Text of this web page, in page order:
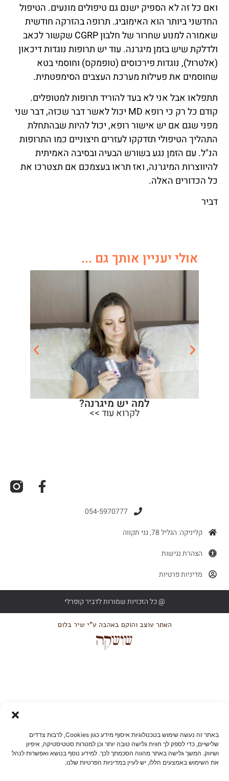
באתר זה נעשה שימוש בטכנולוגיות איסוף מידע כגון Cookies, לרבות צדדים
שלישיים, כדי לספק לך חווית גלישה טובה יותר וכן למטרות סטטיסטיקה, איפיון
ושיווק. המשך גלישה באתר מהווה הסכמתך לכך. למידע נוסף בנושא ואפשרות לנהל
את השימוש באמצעים הללו, יש לעיין במדיניות הפרטיות שלנו.
ואם כל זה לא הספיק ישנם גם טיפולים מונעים. הטיפול
החדשני ביותר הוא האימוביג. תרופה בהזרקה חודשית
שאמורה למנוע שחרור של חלבון CGRP שקשור לכאב
ולדלקת שיש בזמן מיגרנה. עוד יש תרופות נוגדות דיכאון
(אלטרול), נוגדות פירכוסים (טופמקס) וחוסמי בטא
שחוסמים את פעילות מערכת העצבים הסימפטתית.
תתפלאו אבל אני לא בעד להוריד תרופות למטופלים.
קודם כל רק כי רופא MD יכול לאשר דבר שכזה, דבר שני
מפני שגם אם יש אישור רופא, יכול להיות שבהתחלת
התהליך הטיפולי תזדקקו לעזרים חיצוניים כמו התרופות
הנ"ל. עם הזמן נגע בשורש הבעיה ובסיבה האמיתית
להיווצרות המיגרנה, ואז תראו בעצמכם אם תצטרכו את
כל הכדורים האלה.
דביר
אולי יעניין אותך גם ...
למה יש מיגרנה?
לקרוא עוד >>
054-5970777
קליניקה: הגליל 78, גני תקווה
הצהרת נגישות
מדיניות פרטיות
@ כל הזכויות שמורות לדביר קופרלי
האתר עוצב והוקם באהבה ע"י שיר בלום